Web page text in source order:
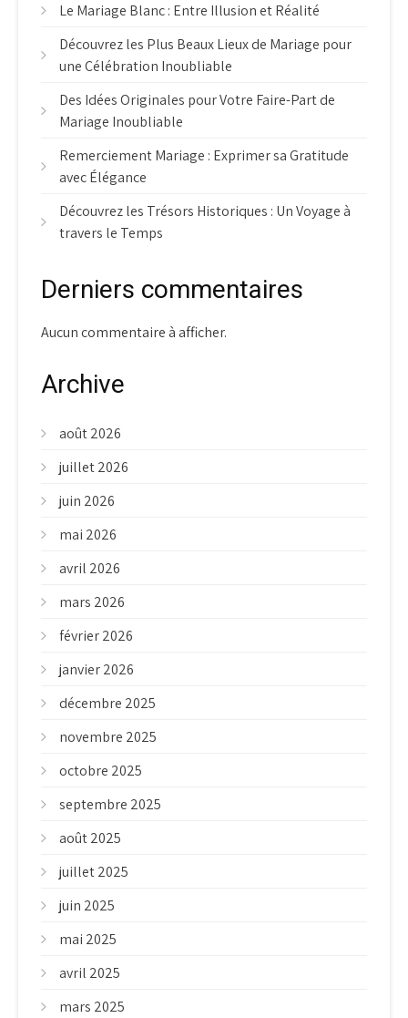
Le Mariage Blanc : Entre Illusion et Réalité
Découvrez les Plus Beaux Lieux de Mariage pour
une Célébration Inoubliable
Des Idées Originales pour Votre Faire-Part de
Mariage Inoubliable
Remerciement Mariage : Exprimer sa Gratitude
avec Élégance
Découvrez les Trésors Historiques : Un Voyage à
travers le Temps
Derniers commentaires
Aucun commentaire à afficher.
Archive
août 2026
juillet 2026
juin 2026
mai 2026
avril 2026
mars 2026
février 2026
janvier 2026
décembre 2025
novembre 2025
octobre 2025
septembre 2025
août 2025
juillet 2025
juin 2025
mai 2025
avril 2025
mars 2025